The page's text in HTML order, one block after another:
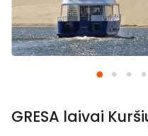
GRESA laivai